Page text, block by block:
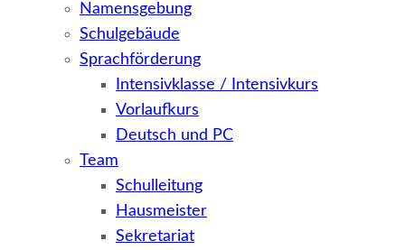
Namensgebung
Schulgebäude
Sprachförderung
Intensivklasse / Intensivkurs
Vorlaufkurs
Deutsch und PC
Team
Schulleitung
Hausmeister
Sekretariat